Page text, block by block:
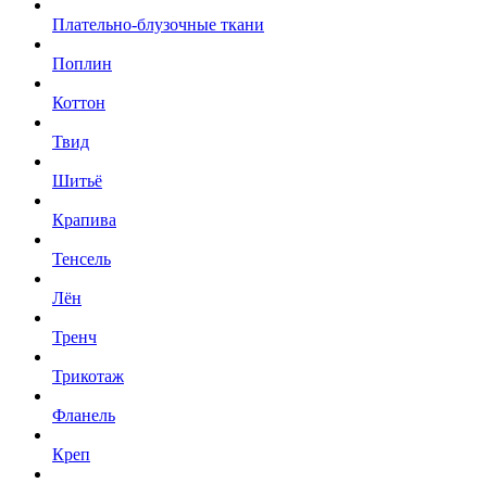
Плательно-блузочные ткани
Поплин
Коттон
Твид
Шитьё
Крапива
Тенсель
Лён
Тренч
Трикотаж
Фланель
Креп